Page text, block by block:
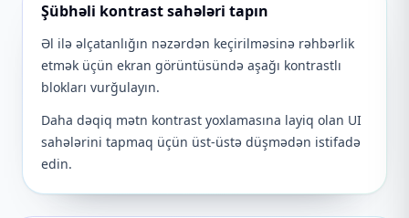
Şübhəli kontrast sahələri tapın
Əl ilə əlçatanlığın nəzərdən keçirilməsinə rəhbərlik
etmək üçün ekran görüntüsündə aşağı kontrastlı
blokları vurğulayın.
Daha dəqiq mətn kontrast yoxlamasına layiq olan UI
sahələrini tapmaq üçün üst-üstə düşmədən istifadə
edin.